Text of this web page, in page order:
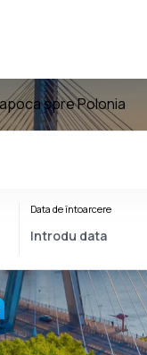
spre Polonia
Data de întoarcere